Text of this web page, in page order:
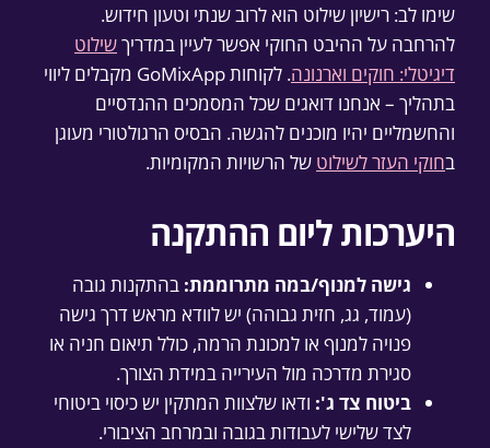
שימו לב: רישיון שילוט הוא לרוב שנתי וטעון חידוש.
להרחבה על ההיבט החוקי אפשר לעיין במדריךשילוט
דיגיטלי: חוקים וארנונה
. לקוחות GoMixApp מקבלים ליווי
בתהליך – אנחנו דואגים שכל המסמכים ההנדסיים
והחשמליים יהיו מוכנים להגשה. הבסיס הרגולטורי מעוגן
בחוקי העזר לשילוט של הרשויות המקומיות.
היערכות ליום ההתקנה
גישה למנוף/במה מתרוממת: בהתקנות גובה
(עמוד, גג, חזית גבוהה) יש לוודא מראש דרך גישה
פנויה למנוף או למכונת הרמה, כולל תיאום חניה או
סגירת מדרכה מול העירייה במידת הצורך.
ביטוח צד ג': ודאו שלצוות המתקין יש כיסוי ביטוחי
לצד שלישי לעבודות בגובה ובמרחב הציבורי.